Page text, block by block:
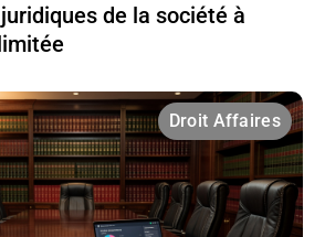
de la société à
Droit Affaires